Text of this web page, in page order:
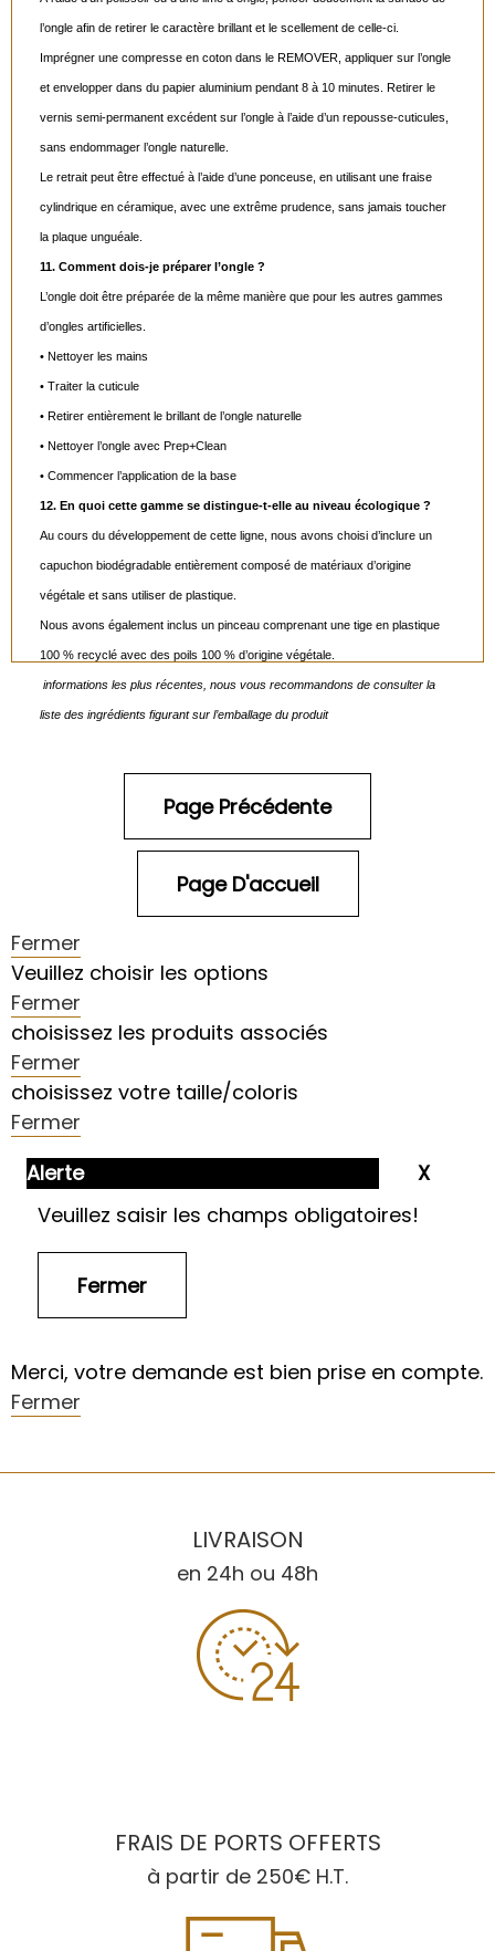
l’ongle afin de retirer le caractère brillant et le scellement de celle-ci.
Imprégner une compresse en coton dans le REMOVER, appliquer sur l’ongle
et envelopper dans du papier aluminium pendant 8 à 10 minutes. Retirer le
vernis semi-permanent excédent sur l’ongle à l’aide d’un repousse-cuticules,
sans endommager l’ongle naturelle.
Le retrait peut être effectué à l’aide d’une ponceuse, en utilisant une fraise
cylindrique en céramique, avec une extrême prudence, sans jamais toucher
la plaque unguéale.
11. Comment dois-je préparer l’ongle ?
L’ongle doit être préparée de la même manière que pour les autres gammes
d’ongles artificielles.
• Nettoyer les mains
• Traiter la cuticule
• Retirer entièrement le brillant de l’ongle naturelle
• Nettoyer l’ongle avec Prep+Clean
• Commencer l’application de la base
12. En quoi cette gamme se distingue-t-elle au niveau écologique ?
Au cours du développement de cette ligne, nous avons choisi d’inclure un
capuchon biodégradable entièrement composé de matériaux d’origine
végétale et sans utiliser de plastique.
Nous avons également inclus un pinceau comprenant une tige en plastique
100 % recyclé avec des poils 100 % d’origine végétale.
informations les plus récentes, nous vous recommandons de consulter la
liste des ingrédients figurant sur l’emballage du produit
Fermer
Veuillez choisir les options
Fermer
choisissez les produits associés
Fermer
choisissez votre taille/coloris
Fermer
Alerte
Veuillez saisir les champs obligatoires!
Merci, votre demande est bien prise en compte.
Fermer
LIVRAISON
en 24h ou 48h
FRAIS DE PORTS OFFERTS
à partir de 250€ H.T.